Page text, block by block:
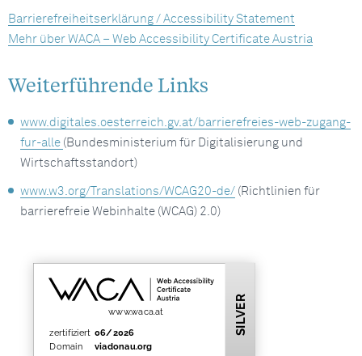
Barrierefreiheitserklärung / Accessibility Statement
Mehr über WACA – Web Accessibility Certificate Austria
Weiterführende Links
www.digitales.oesterreich.gv.at/barrierefreies-web-zugang-
fur-alle (Bundesministerium für Digitalisierung und
Wirtschaftsstandort)
www.w3.org/Translations/WCAG20-de/ (Richtlinien für
barrierefreie Webinhalte (WCAG) 2.0)